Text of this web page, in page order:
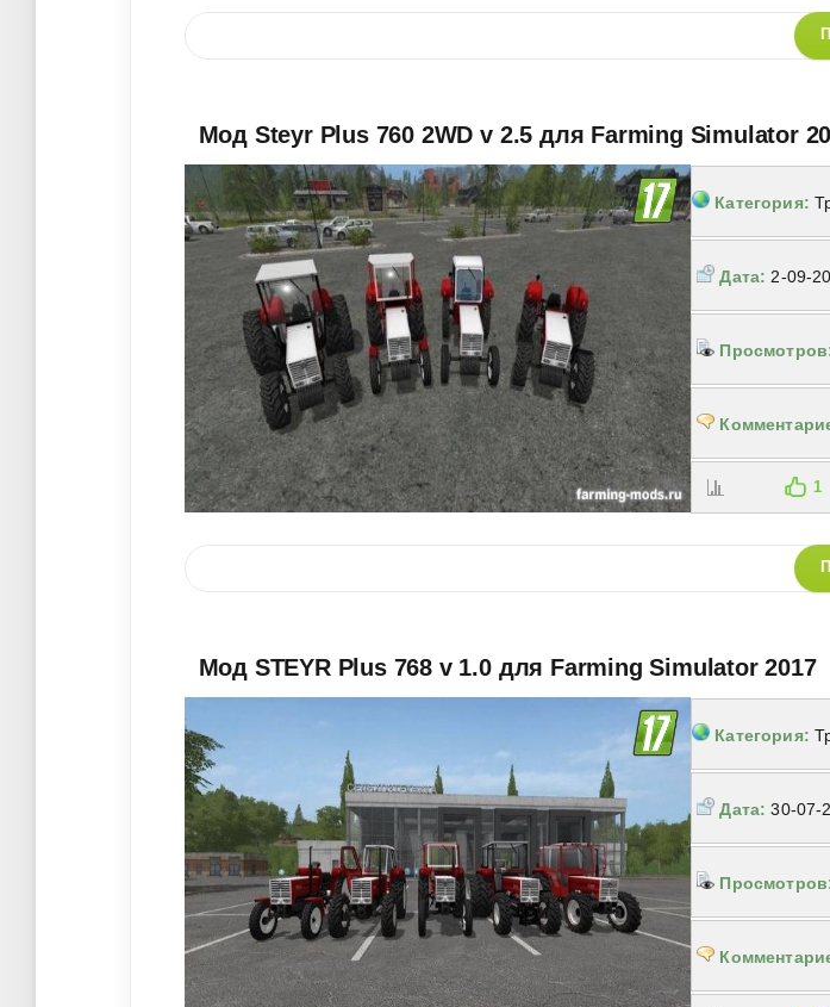
Мод Steyr Plus 760 2WD v 2.5 для Farming Simulator
Категория:
Дата: 2-09-
1
Мод STEYR Plus 768 v 1.0 для Farming Simulator 2017
Категория:
Дата: 30-07-